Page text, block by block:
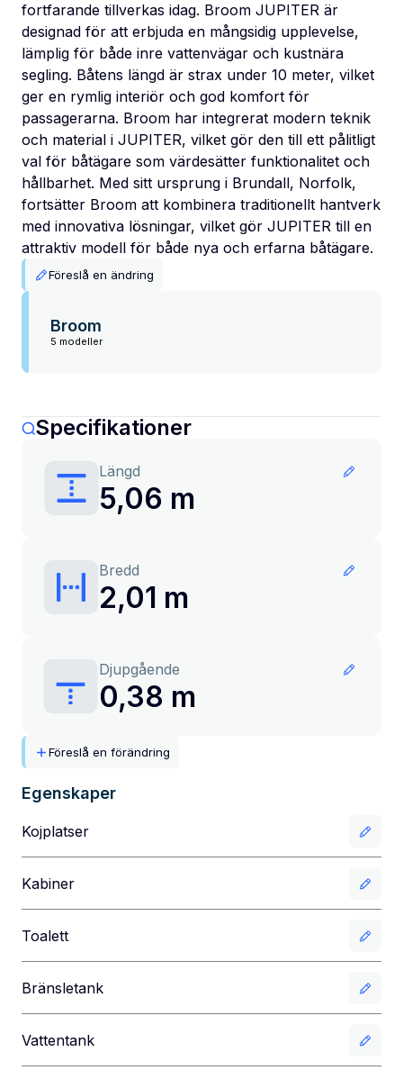
fortfarande tillverkas idag. Broom JUPITER är
designad för att erbjuda en mångsidig upplevelse,
lämplig för både inre vattenvägar och kustnära
segling. Båtens längd är strax under 10 meter, vilket
ger en rymlig interiör och god komfort för
passagerarna. Broom har integrerat modern teknik
och material i JUPITER, vilket gör den till ett pålitligt
val för båtägare som värdesätter funktionalitet och
hållbarhet. Med sitt ursprung i Brundall, Norfolk,
fortsätter Broom att kombinera traditionellt hantverk
med innovativa lösningar, vilket gör JUPITER till en
attraktiv modell för både nya och erfarna båtägare.
Föreslå en ändring
Broom
5 modeller
Specifikationer
Längd
5,06 m
Bredd
2,01 m
Djupgående
0,38 m
Föreslå en förändring
Egenskaper
Kojplatser
Kabiner
Toalett
Bränsletank
Vattentank